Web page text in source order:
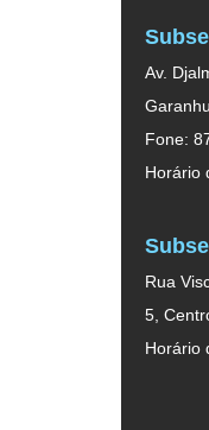
Av.
Fone:
Horário
Rua
5,
Horário